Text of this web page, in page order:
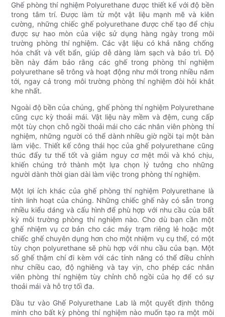
Ghế phòng thí nghiệm Polyurethane được thiết kế với độ bền
trong tâm trí. Được làm từ một vật liệu mạnh mẽ và kiên
cường, những chiếc ghế polyurethane được chế tạo để chịu
được sự hao mòn của việc sử dụng hàng ngày trong môi
trường phòng thí nghiệm. Các vật liệu có khả năng chống
hóa chất và vết bẩn, giúp dễ dàng làm sạch và bảo trì. Độ
bền này đảm bảo rằng các ghế trong phòng thí nghiệm
polyurethane sẽ trông và hoạt động như mới trong nhiều năm
tới, ngay cả trong môi trường phòng thí nghiệm đòi hỏi khắt
khe nhất.
Ngoài độ bền của chúng, ghế phòng thí nghiệm Polyurethane
cũng cực kỳ thoải mái. Vật liệu này mềm và đệm, cung cấp
một tùy chọn chỗ ngồi thoải mái cho các nhân viên phòng thí
nghiệm, những người có thể dành nhiều giờ ngồi tại một bàn
làm việc. Thiết kế công thái học của ghế polyurethane cũng
thúc đẩy tư thế tốt và giảm nguy cơ mệt mỏi và khó chịu,
khiến chúng trở thành một lựa chọn lý tưởng cho những
người dành thời gian dài làm việc trong phòng thí nghiệm.
Một lợi ích khác của ghế phòng thí nghiệm Polyurethane là
tính linh hoạt của chúng. Những chiếc ghế này có sẵn trong
nhiều kiểu dáng và cấu hình để phù hợp với nhu cầu của bất
kỳ môi trường phòng thí nghiệm nào. Cho dù bạn cần một
ghế nhiệm vụ cơ bản cho các máy trạm riêng lẻ hoặc một
chiếc ghế chuyên dụng hơn cho một nhiệm vụ cụ thể, có một
tùy chọn polyurethane sẽ phù hợp với nhu cầu của bạn. Một
số ghế thậm chí đi kèm với các tính năng có thể điều chỉnh
như chiều cao, độ nghiêng và tay vịn, cho phép các nhân
viên phòng thí nghiệm tùy chỉnh chỗ ngồi của họ để có sự
thoải mái và hỗ trợ tối đa.
Đầu tư vào Ghế Polyurethane Lab là một quyết định thông
minh cho bất kỳ phòng thí nghiệm nào muốn tạo ra một môi